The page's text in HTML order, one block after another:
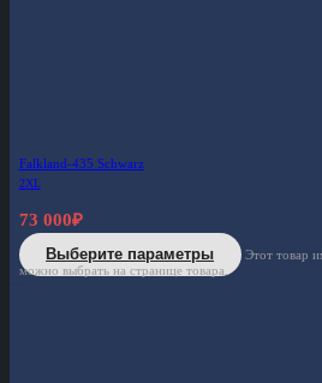
Falkland-435 Schwarz
2XL
73 000₽
Выберите параметры
Этот товар
можно выбрать на странице товара.